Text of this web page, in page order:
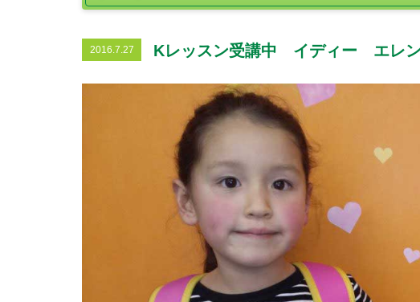
2016.7.27 Kレッスン受講中 イディー エレ